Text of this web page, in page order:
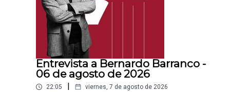
Entrevista a Bernardo Barranco -
06 de agosto de 2026
22:05 | viernes, 7 de agosto de 2026